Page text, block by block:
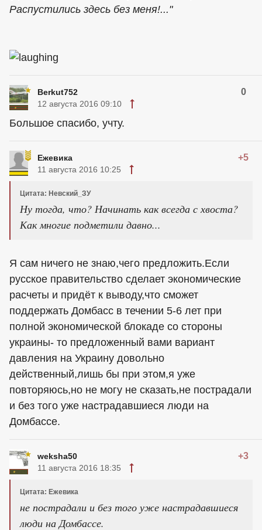
Распустились здесь без меня!..."
Berkut752 0
12 августа 2016 09:10
Большое спасибо, учту.
Ежевика +5
11 августа 2016 10:25
Цитата: Невский_ЗУ
Ну тогда, что? Начинать как всегда с хвоста?
Как многие подметили давно...
Я сам ничего не знаю,чего предложить.Если
русское правительство сделает экономические
расчеты и придёт к выводу,что сможет
поддержать Домбасс в течении 5-6 лет при
полной экономической блокаде со стороны
украины- то предложенный вами вариант
давления на Украину довольно
действенный,лишь бы при этом,я уже
повторяюсь,но не могу не сказать,не пострадали
и без того уже настрадавшиеся люди на
Домбассе.
weksha50 +3
11 августа 2016 18:35
Цитата: Ежевика
не пострадали и без того уже настрадавшиеся
люди на Домбассе.